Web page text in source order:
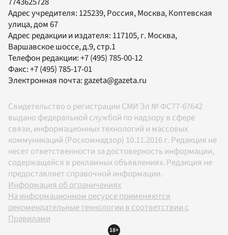
Адрес учредителя: 125239, Россия, Москва, Коптевская
улица, дом 67
Адрес редакции и издателя: 117105, г. Москва,
Варшавское шоссе, д.9, стр.1
Телефон редакции:+7 (495) 785-00-12
Факс:+7 (495) 785-17-01
Электронная почта:gazeta@gazeta.ru
Свидетельство о регистрации СМИ Эл № ФС77-67642
выдано федеральной службой по надзору в сфере
связи, информационных технологий и массовых
коммуникаций (Роскомнадзор) 10.11.2016 г. Редакция не
несет ответственности за достоверность информации,
содержащейся в рекламных объявлениях. Редакция не
предоставляет справочной информации.
Информация об ограничениях
На информационном ресурсе применяются
рекомендательные технологии в соответствии с
Правилами
18+